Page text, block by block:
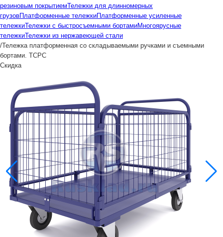
резиновым покрытиемТележки для длинномерных
грузовПлатформенные тележкиПлатформенные усиленные
тележкиТележки с быстросъемными бортамиМногоярусные
тележкиТележки из нержавеющей стали
/Тележка платформенная со складываемыми ручками и съемными
бортами. ТСРС
Скидка